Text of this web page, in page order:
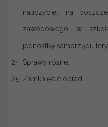
nauczycieli na
zawodowego w
jednostkę samorządu
Sprawy różne.
Zamknięcie obrad.